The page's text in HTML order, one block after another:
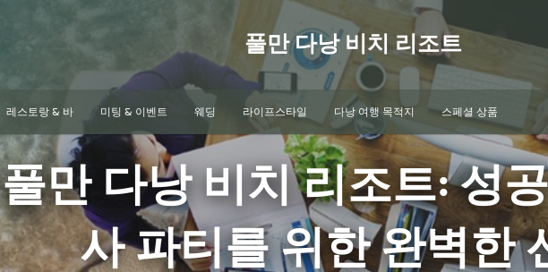
풀만 다낭 비치 리조트
레스토랑 & 바 미팅 & 이벤트 웨딩 라이프스타일 다낭 여행 목적지 스페셜 상품
풀만 다낭 비치 리조트: 성
사 파티를 위한 완벽한